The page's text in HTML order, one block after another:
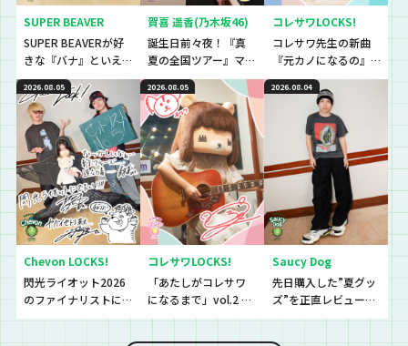
SUPER BEAVER
SUPER BEAVERが好
きな『バナ』といえ
ば〜？『恋バナ』だ
ぁぁぁ！！！今回は
生徒と、恋バナ逆
電！！！！
賀喜 遥香(乃木坂46)
誕生日前々夜！『真
夏の全国ツアー』マ
ストアイテムと
は！？
コレサワLOCKS!
コレサワ先生の新曲
『元カノになるの』
初解禁！！！！！
2026.08.05
Chevon LOCKS!
閃光ライオット2026
のファイナリストに
思わず「なんであん
2026.08.05
コレサワLOCKS!
「あたしがコレサワ
になるまで」vol.2 開
催！！
2026.08.04
Saucy Dog
先日購入した”夏グッ
ズ”を正直レビューし
ていきました！